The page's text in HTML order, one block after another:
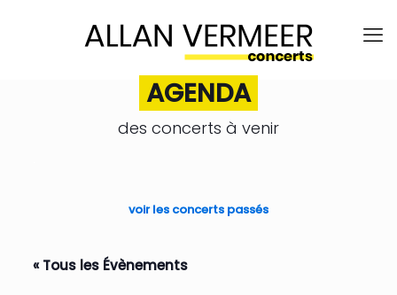
AGENDA
des concerts à venir
voir les concerts passés
« Tous les Évènements